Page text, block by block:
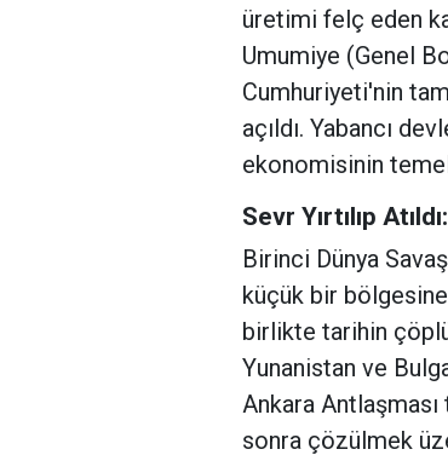
üretimi felç eden
Umumiye (Genel
Cumhuriyeti'nin
açıldı. Yabancı
ekonomisinin
Sevr Yırtılıp
Birinci Dünya
küçük bir
birlikte tarihin
Yunanistan ve
Ankara Antlaşması
sonra çözülmek